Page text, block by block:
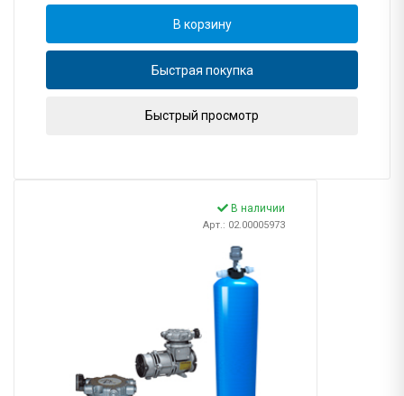
В корзину
Быстрая покупка
Быстрый просмотр
В наличии
Арт.: 02.00005973